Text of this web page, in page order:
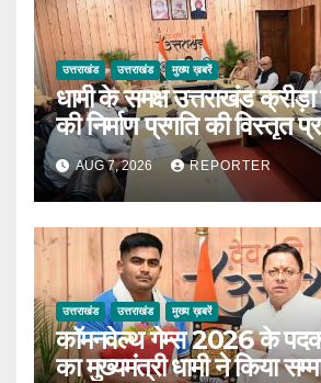
उत्तराखंड उत्तराखंड मुख्य ख़बरें
धामी के समक्ष उत्तराखंड क्रीड़ा
की निर्माण प्रगति की विस्तृत
AUG 7, 2026 REPORTER
उत्तराखंड उत्तराखंड मुख्य ख़बरें
कॉमनवेल्थ गेम्स 2026 के
का मुख्यमंत्री धामी ने किया